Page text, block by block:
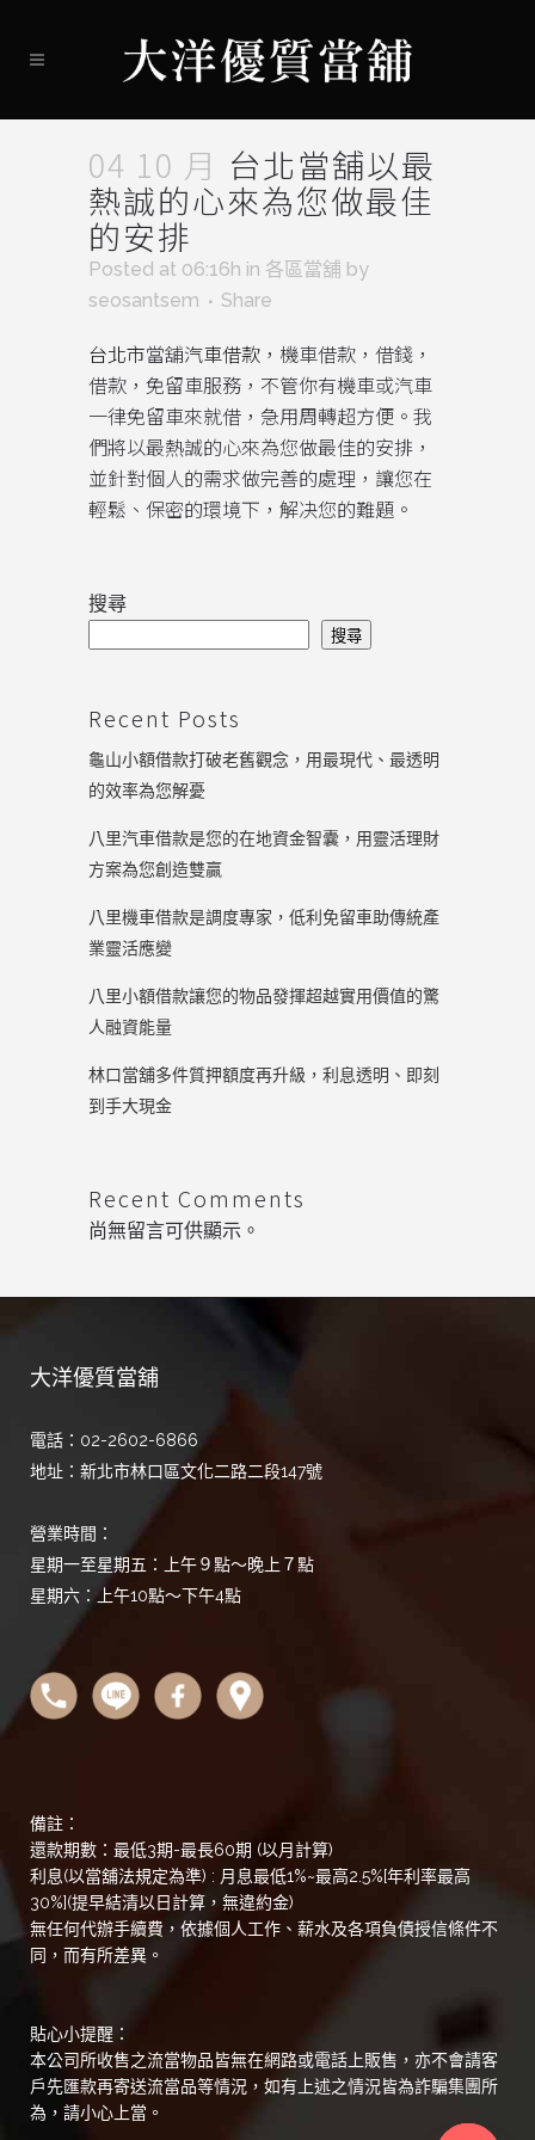
04 10 月 台北當舖以最
熱誠的心來為您做最佳
的安排
Posted at 06:16h in 各區當舖 by
seosantsem
Share
台北市當舖汽車借款 ，機車借款，借錢，
借款，免留車服務，不管你有機車或汽車
一律免留車來就借，急用周轉超方便。我
們將以最熱誠的心來為您做最佳的安排，
並針對個人的需求做完善的處理，讓您在
輕鬆、保密的環境下，解决您的難題。
搜尋
搜尋
Recent Posts
龜山小額借款打破老舊觀念，用最現代、最透明
的效率為您解憂
八里汽車借款是您的在地資金智囊，用靈活理財
方案為您創造雙贏
八里機車借款是調度專家，低利免留車助傳統產
業靈活應變
八里小額借款讓您的物品發揮超越實用價值的驚
人融資能量
林口當舖多件質押額度再升級，利息透明、即刻
到手大現金
Recent Comments
尚無留言可供顯示。
大洋優質當舖
電話：02-2602-6866
地址：新北市林口區文化二路二段147號
營業時間：
星期一至星期五：上午９點～晚上７點
星期六：上午10點～下午4點
備註：
還款期數：最低3期-最長60期 (以月計算)
利息(以當舖法規定為準) : 月息最低1%~最高2.5%[年利率最高
30%](提早結清以日計算，無違約金)
無任何代辦手續費，依據個人工作、薪水及各項負債授信條件不
同，而有所差異。
貼心小提醒：
本公司所收售之流當物品皆無在網路或電話上販售，亦不會請客
戶先匯款再寄送流當品等情況，如有上述之情況皆為詐騙集團所
為，請小心上當。